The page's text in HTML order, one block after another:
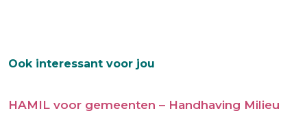
Ook interessant voor jou
HAMIL voor gemeenten – Handhaving Milieu